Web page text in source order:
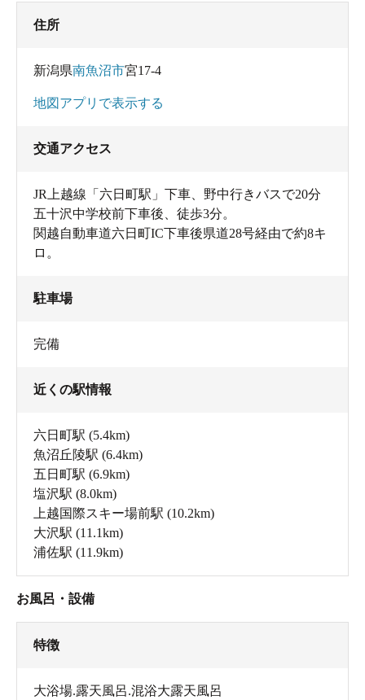
住所
新潟県南魚沼市宮17-4
地図アプリで表示する
交通アクセス
JR上越線「六日町駅」下車、野中行きバスで20分
五十沢中学校前下車後、徒歩3分。
関越自動車道六日町IC下車後県道28号経由で約8キ
ロ。
駐車場
完備
近くの駅情報
六日町駅 (5.4km)
魚沼丘陵駅 (6.4km)
五日町駅 (6.9km)
塩沢駅 (8.0km)
上越国際スキー場前駅 (10.2km)
大沢駅 (11.1km)
浦佐駅 (11.9km)
お風呂・設備
特徴
大浴場.露天風呂.混浴大露天風呂